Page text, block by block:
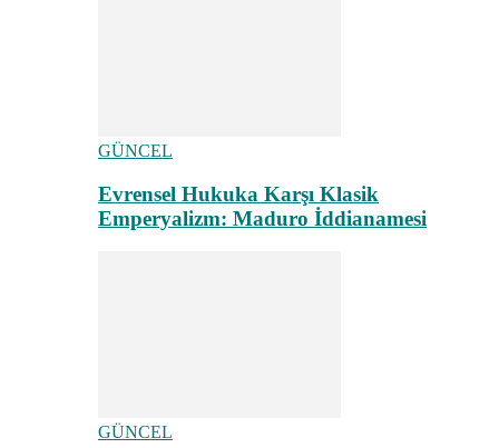
GÜNCEL
Evrensel Hukuka Karşı Klasik
Emperyalizm: Maduro İddianamesi
GÜNCEL